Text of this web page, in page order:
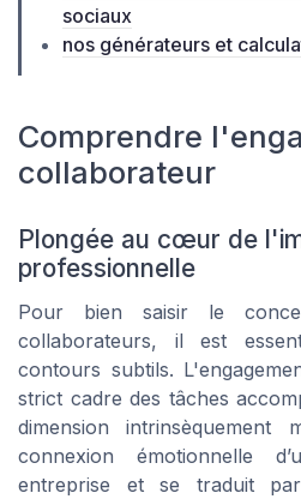
sociaux
nos générateurs et
Comprendre
collaborateur
Plongée au cœur de
professionnelle
Pour bien saisir le
collaborateurs, il est
contours subtils.
strict cadre des tâches
dimension
connexion émotionnelle
entreprise et se traduit